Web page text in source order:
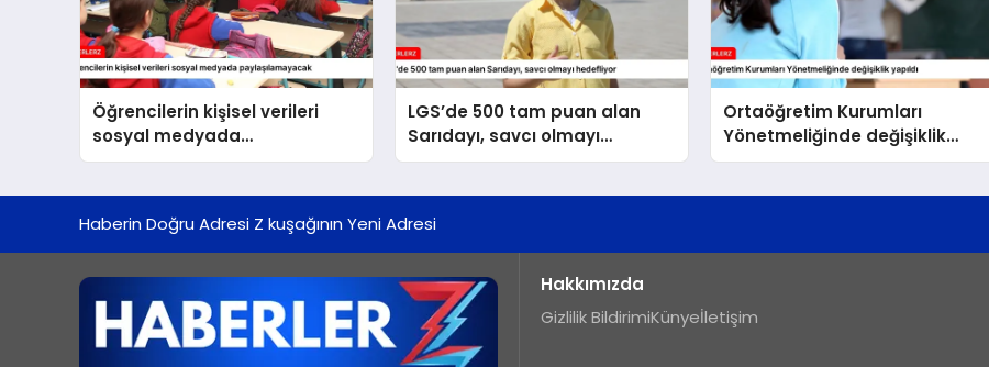
Öğrencilerin kişisel verileri
sosyal medyada
paylaşılamayacak
LGS’de 500 tam puan alan
Sarıdayı, savcı olmayı
hedefliyor
Ortaöğretim Kurumları
Yönetmeliğinde değişiklik
yapıldı
Haberin Doğru Adresi Z kuşağının Yeni Adresi
Hakkımızda
Gizlilik BildirimiKünyeİletişim